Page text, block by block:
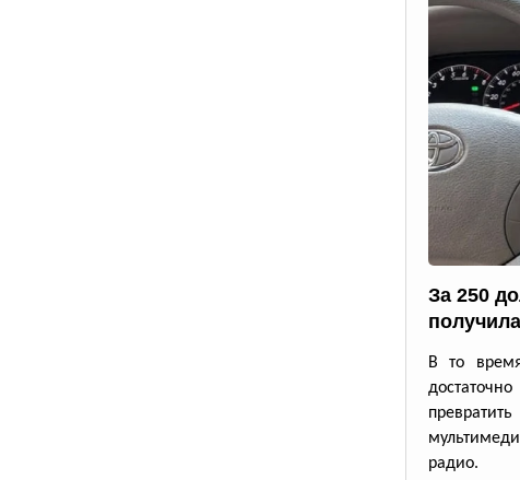
За 250
В то
радио.